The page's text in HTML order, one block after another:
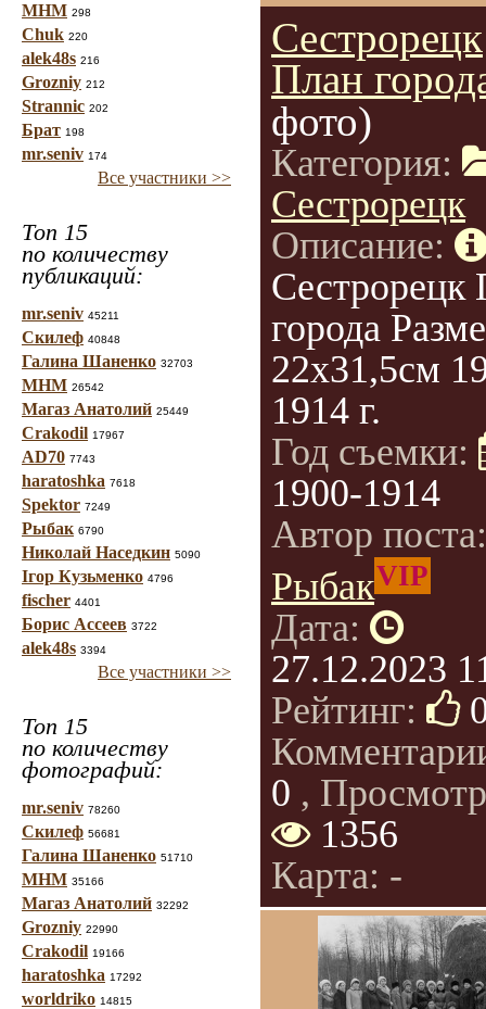
МНМ 298
Chuk 220
alek48s 216
Grozniy 212
Strannic 202
Брат 198
mr.seniv 174
Все участники >>
Топ 15
по количеству
публикаций:
mr.seniv 45211
Скилеф 40848
Галина Шаненко 32703
МНМ 26542
Магаз Анатолий 25449
Crakodil 17967
AD70 7743
haratoshka 7618
Spektor 7249
Рыбак 6790
Николай Наседкин 5090
Ігор Кузьменко 4796
fischer 4401
Борис Ассеев 3722
alek48s 3394
Все участники >>
Топ 15
по количеству
фотографий:
mr.seniv 78260
Скилеф 56681
Галина Шаненко 51710
МНМ 35166
Магаз Анатолий 32292
Grozniy 22990
Crakodil 19166
haratoshka 17292
worldriko 14815
Сестрорецк
План
фото)
Категория:
Сестрорецк
Описание:
Сестрорецк
города
22х31,5см
1914 г.
Год съемки:
1900-1914
Автор
РыбакVIP
Дата:
27.12.2023
Рейтинг:
0 ,
1356
Карта: -